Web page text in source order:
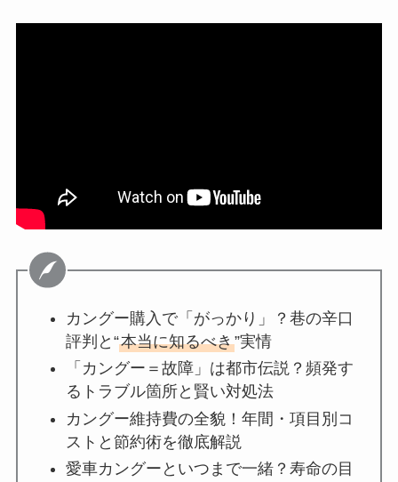
カングー購入で「がっかり」？巷の辛口
評判と“本当に知るべき”実情
「カングー＝故障」は都市伝説？頻発す
るトラブル箇所と賢い対処法
カングー維持費の全貌！年間・項目別コ
ストと節約術を徹底解説
愛車カングーといつまで一緒？寿命の目